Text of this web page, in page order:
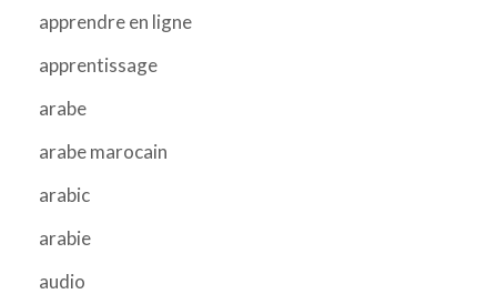
apprendre en ligne
apprentissage
arabe
arabe marocain
arabic
arabie
audio